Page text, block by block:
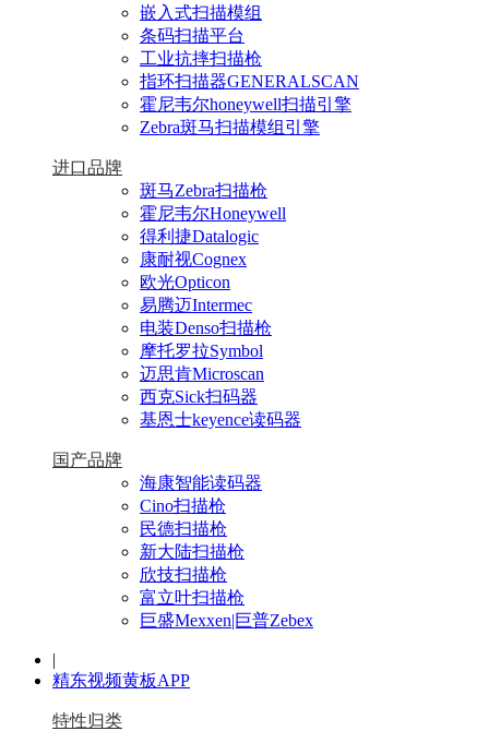
嵌入式扫描模组
条码扫描平台
工业抗摔扫描枪
指环扫描器GENERALSCAN
霍尼韦尔honeywell扫描引擎
Zebra斑马扫描模组引擎
进口品牌
斑马Zebra扫描枪
霍尼韦尔Honeywell
得利捷Datalogic
康耐视Cognex
欧光Opticon
易腾迈Intermec
电装Denso扫描枪
摩托罗拉Symbol
迈思肯Microscan
西克Sick扫码器
基恩士keyence读码器
国产品牌
海康智能读码器
Cino扫描枪
民德扫描枪
新大陆扫描枪
欣技扫描枪
富立叶扫描枪
巨盛Mexxen|巨普Zebex
|
精东视频黄板APP
特性归类